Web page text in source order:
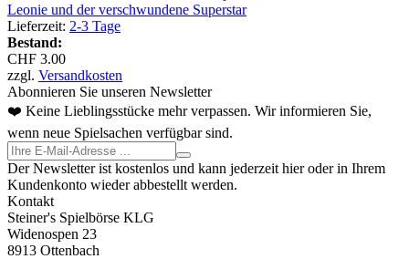
Leonie und der verschwundene Superstar
Lieferzeit: 2-3 Tage
Bestand:
CHF 3.00
zzgl. Versandkosten
Abonnieren Sie unseren Newsletter
❤️ Keine Lieblingsstücke mehr verpassen. Wir informieren Sie,
wenn neue Spielsachen verfügbar sind.
Der Newsletter ist kostenlos und kann jederzeit hier oder in Ihrem
Kundenkonto wieder abbestellt werden.
Kontakt
Steiner's Spielbörse KLG
Widenospen 23
8913 Ottenbach